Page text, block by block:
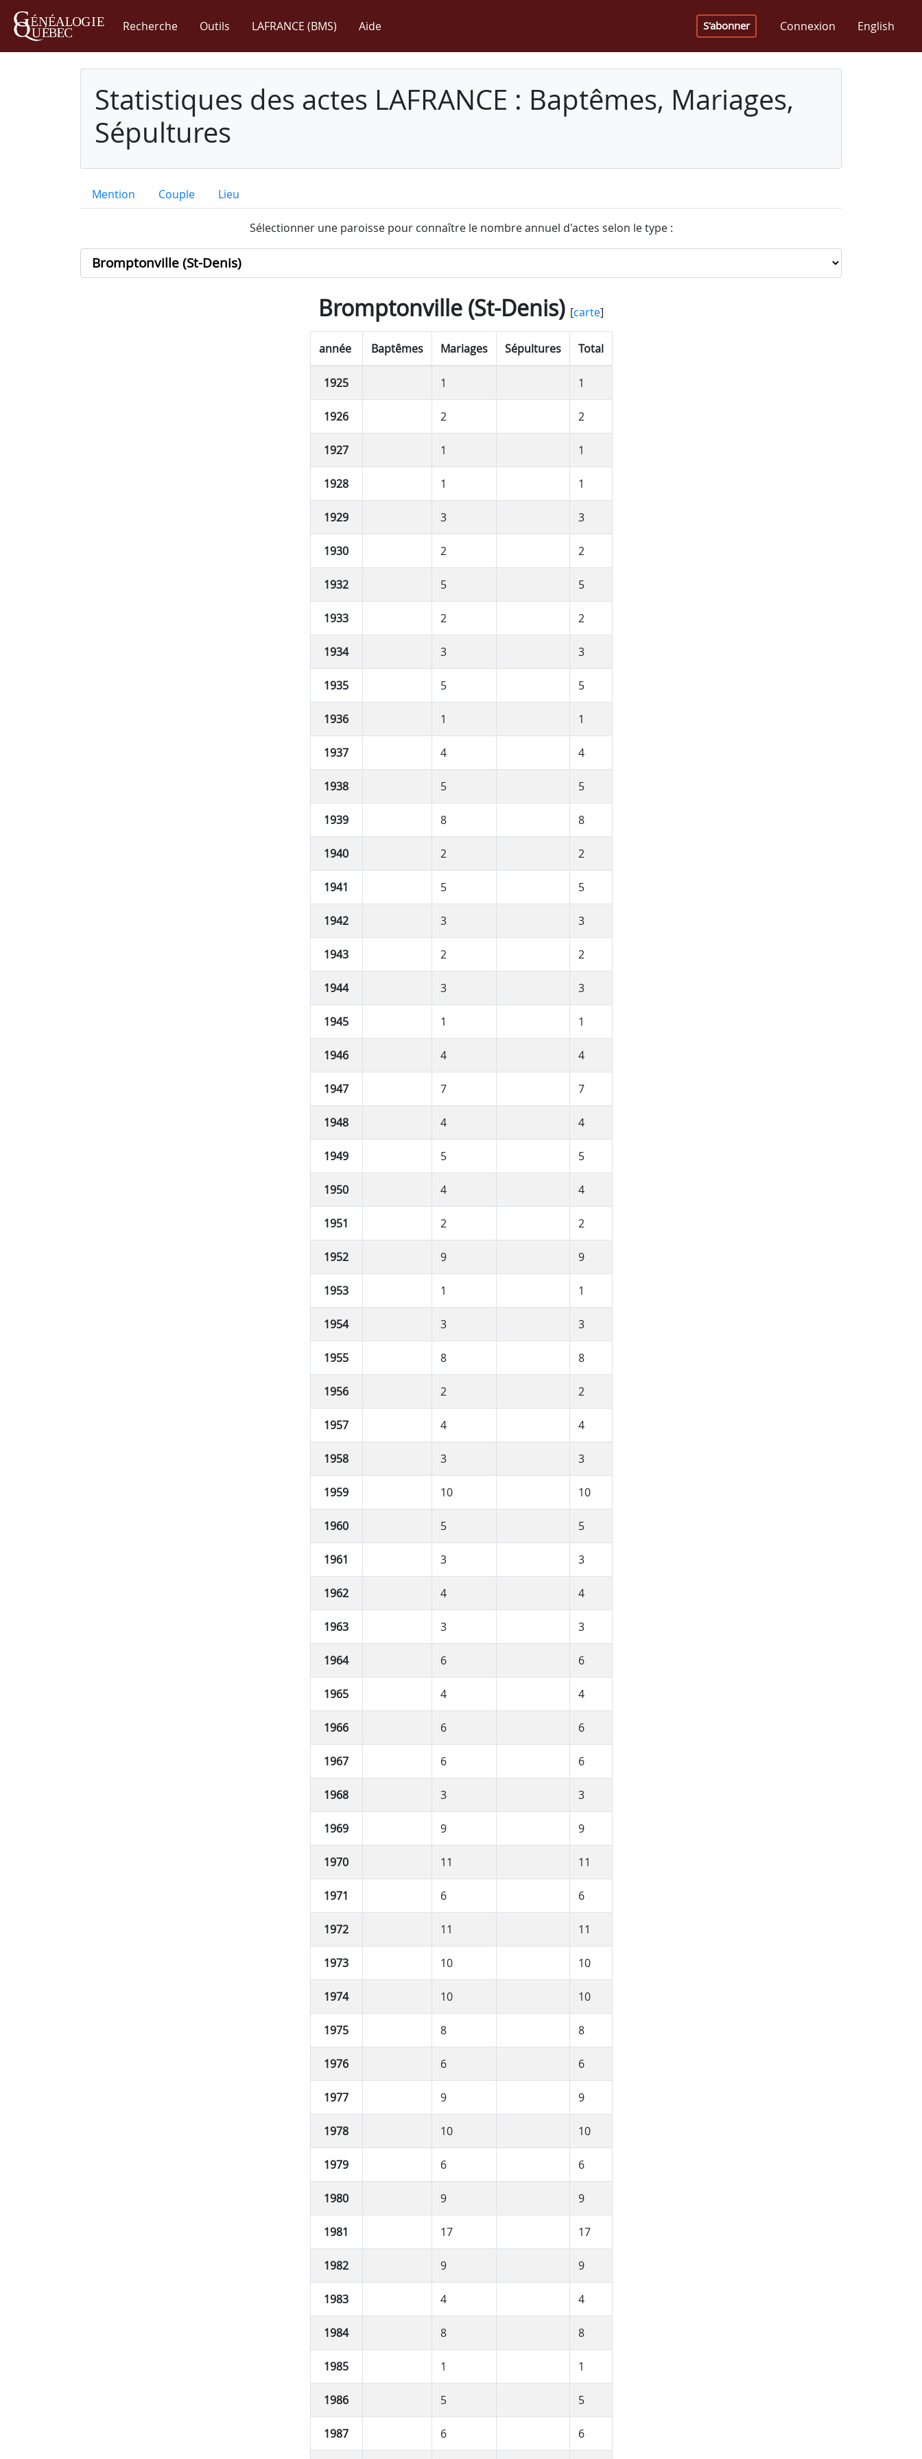
Recherche Outils LAFRANCE (BMS) Aide S'abonner Connexion English
Statistiques des actes LAFRANCE : Baptêmes, Mariages,
Sépultures
Mention Couple Lieu
Sélectionner une paroisse pour connaître le nombre annuel d'actes selon le type :
Bromptonville (St-Denis)[carte]
année Baptêmes Mariages Sépultures Total
1925 1 1
1926 2 2
1927 1 1
1928 1 1
1929 3 3
1930 2 2
1932 5 5
1933 2 2
1934 3 3
1935 5 5
1936 1 1
1937 4 4
1938 5 5
1939 8 8
1940 2 2
1941 5 5
1942 3 3
1943 2 2
1944 3 3
1945 1 1
1946 4 4
1947 7 7
1948 4 4
1949 5 5
1950 4 4
1951 2 2
1952 9 9
1953 1 1
1954 3 3
1955 8 8
1956 2 2
1957 4 4
1958 3 3
1959 10 10
1960 5 5
1961 3 3
1962 4 4
1963 3 3
1964 6 6
1965 4 4
1966 6 6
1967 6 6
1968 3 3
1969 9 9
1970 11 11
1971 6 6
1972 11 11
1973 10 10
1974 10 10
1975 8 8
1976 6 6
1977 9 9
1978 10 10
1979 6 6
1980 9 9
1981 17 17
1982 9 9
1983 4 4
1984 8 8
1985 1 1
1986 5 5
1987 6 6